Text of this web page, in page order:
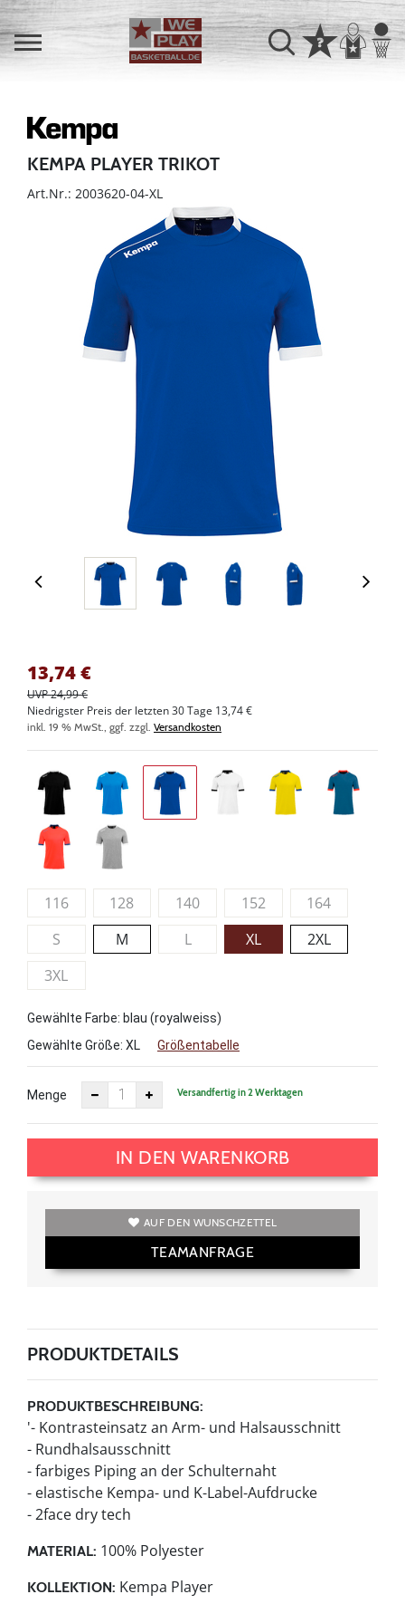
KEMPA PLAYER TRIKOT
Art.Nr.: 2003620-04-XL
13,74€
UVP 24,99 €
Niedrigster Preis der letzten 30 Tage 13,74 €
inkl. 19 % MwSt., ggf. zzgl. Versandkosten
116 128 140 152
164
S
M L XL
2XL
3XL
Gewählte Farbe: blau (royalweiss)
Gewählte Größe: XL Größentabelle
Menge Versandfertig in 2 Werktagen
IN DEN WARENKORB
AUF DEN WUNSCHZETTEL
TEAMANFRAGE
PRODUKTDETAILS
PRODUKTBESCHREIBUNG:
'- Kontrasteinsatz an Arm- und Halsausschnitt
- Rundhalsausschnitt
- farbiges Piping an der Schulternaht
- elastische Kempa- und K-Label-Aufdrucke
- 2face dry tech
MATERIAL: 100% Polyester
KOLLEKTION: Kempa Player